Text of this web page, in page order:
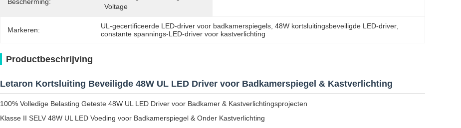
Voltage
Markeren: UL-gecertificeerde LED-driver voor badkamerspiegels , 48W kortsluitingsbeveiligde LED-driver
constante spannings-LED-driver voor kastverlichting
Productbeschrijving
Letaron Kortsluiting Beveiligde 48W UL LED Driver voor Badkamerspiegel & Kastverlichting
100% Volledige Belasting Geteste 48W UL LED Driver voor Badkamer & Kastverlichtingsprojecten
Klasse II SELV 48W UL LED Voeding voor Badkamerspiegel & Onder Kastverlichting